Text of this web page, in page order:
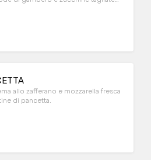
allo zafferano e mozzarella fresca
di pancetta.